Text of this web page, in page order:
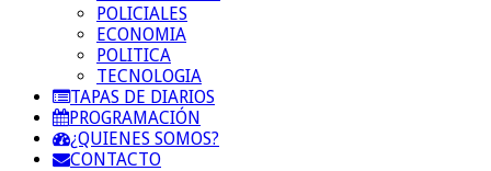
POLICIALES
ECONOMIA
POLITICA
TECNOLOGIA
TAPAS DE DIARIOS
PROGRAMACIÓN
¿QUIENES SOMOS?
CONTACTO